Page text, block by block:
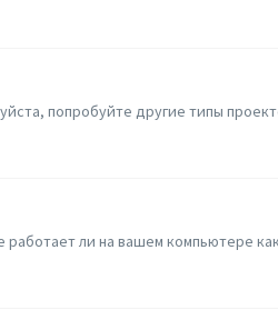
попробуйте другие типы
работает ли на вашем компьютере